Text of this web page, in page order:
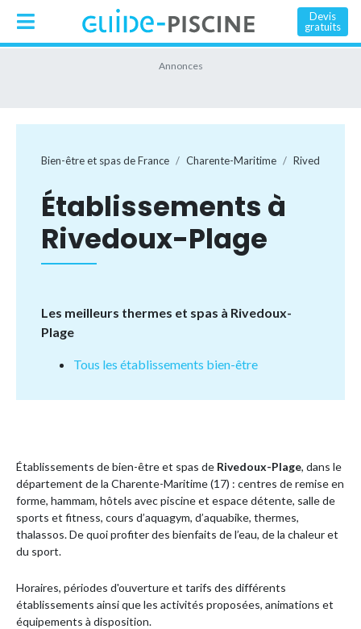
Devis
gratuits
Bien-être et spas de France Charente-Maritime Rivedoux-
Établissements à
Rivedoux-Plage
Les meilleurs thermes et spas à Rivedoux-
Plage
Tous les établissements bien-être
Établissements de bien-être et spas de Rivedoux-Plage, dans le
département de la Charente-Maritime (17) : centres de remise en
forme, hammam, hôtels avec piscine et espace détente, salle de
sports et fitness, cours d’aquagym, d’aquabike, thermes,
thalassos. De quoi profiter des bienfaits de l’eau, de la chaleur et
du sport.
Horaires, périodes d'ouverture et tarifs des différents
établissements ainsi que les activités proposées, animations et
équipements à disposition.